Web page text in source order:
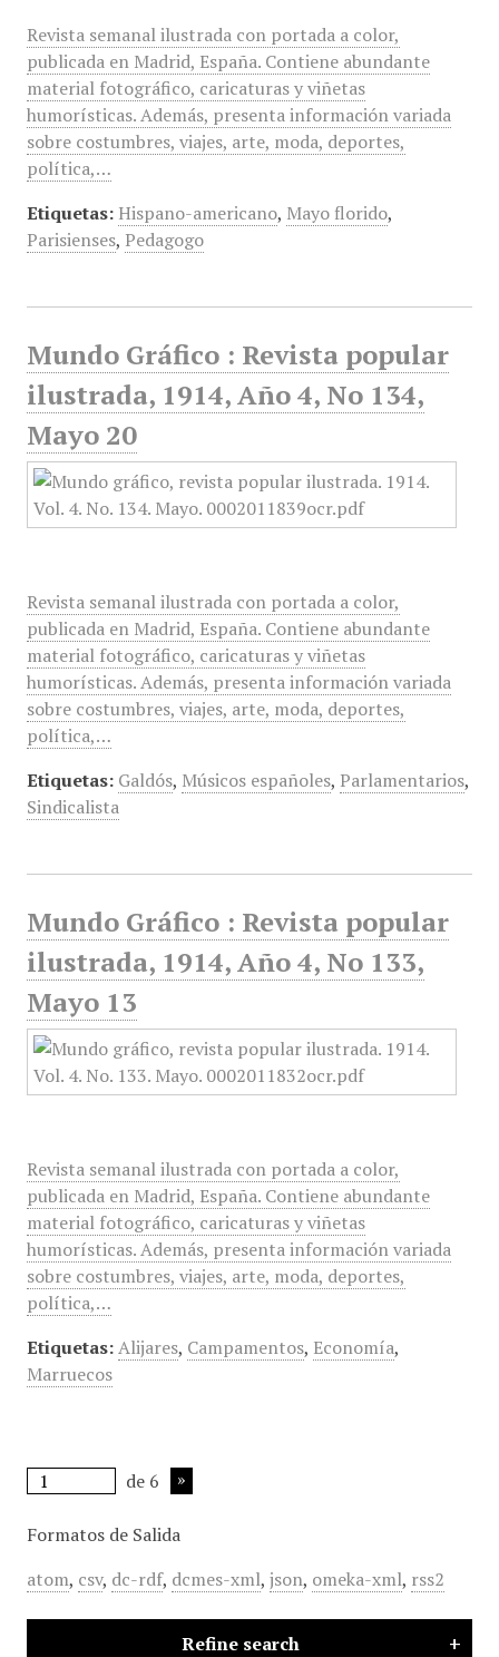
Revista semanal ilustrada con portada a color,
publicada en Madrid, España. Contiene abundante
material fotográfico, caricaturas y viñetas
humorísticas. Además, presenta información variada
sobre costumbres, viajes, arte, moda, deportes,
política,…
Etiquetas: Hispano-americano, Mayo florido,
Parisienses, Pedagogo
Mundo Gráfico : Revista popular
ilustrada, 1914, Año 4, No 134,
Mayo 20
Revista semanal ilustrada con portada a color,
publicada en Madrid, España. Contiene abundante
material fotográfico, caricaturas y viñetas
humorísticas. Además, presenta información variada
sobre costumbres, viajes, arte, moda, deportes,
política,…
Etiquetas: Galdós, Músicos españoles, Parlamentarios,
Sindicalista
Mundo Gráfico : Revista popular
ilustrada, 1914, Año 4, No 133,
Mayo 13
Revista semanal ilustrada con portada a color,
publicada en Madrid, España. Contiene abundante
material fotográfico, caricaturas y viñetas
humorísticas. Además, presenta información variada
sobre costumbres, viajes, arte, moda, deportes,
política,…
Etiquetas: Alijares, Campamentos, Economía,
Marruecos
de 6
Formatos de Salida
atom, csv, dc-rdf, dcmes-xml, json, omeka-xml, rss2
Refine search